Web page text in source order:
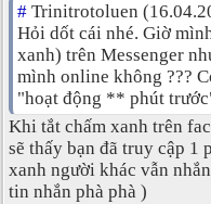
# Trinitrotoluen
Hỏi dốt cái nhé. Giờ
xanh) trên Messenger
mình online không ???
"hoạt động ** phút
Khi tắt chấm xanh trên
sẽ thấy bạn đã truy cập 1
xanh người khác vẫn
tin nhắn phà phà )